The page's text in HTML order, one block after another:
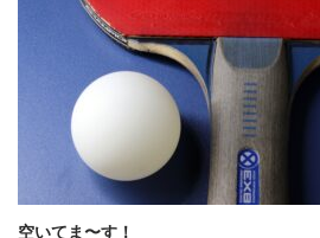
空いてま〜す！